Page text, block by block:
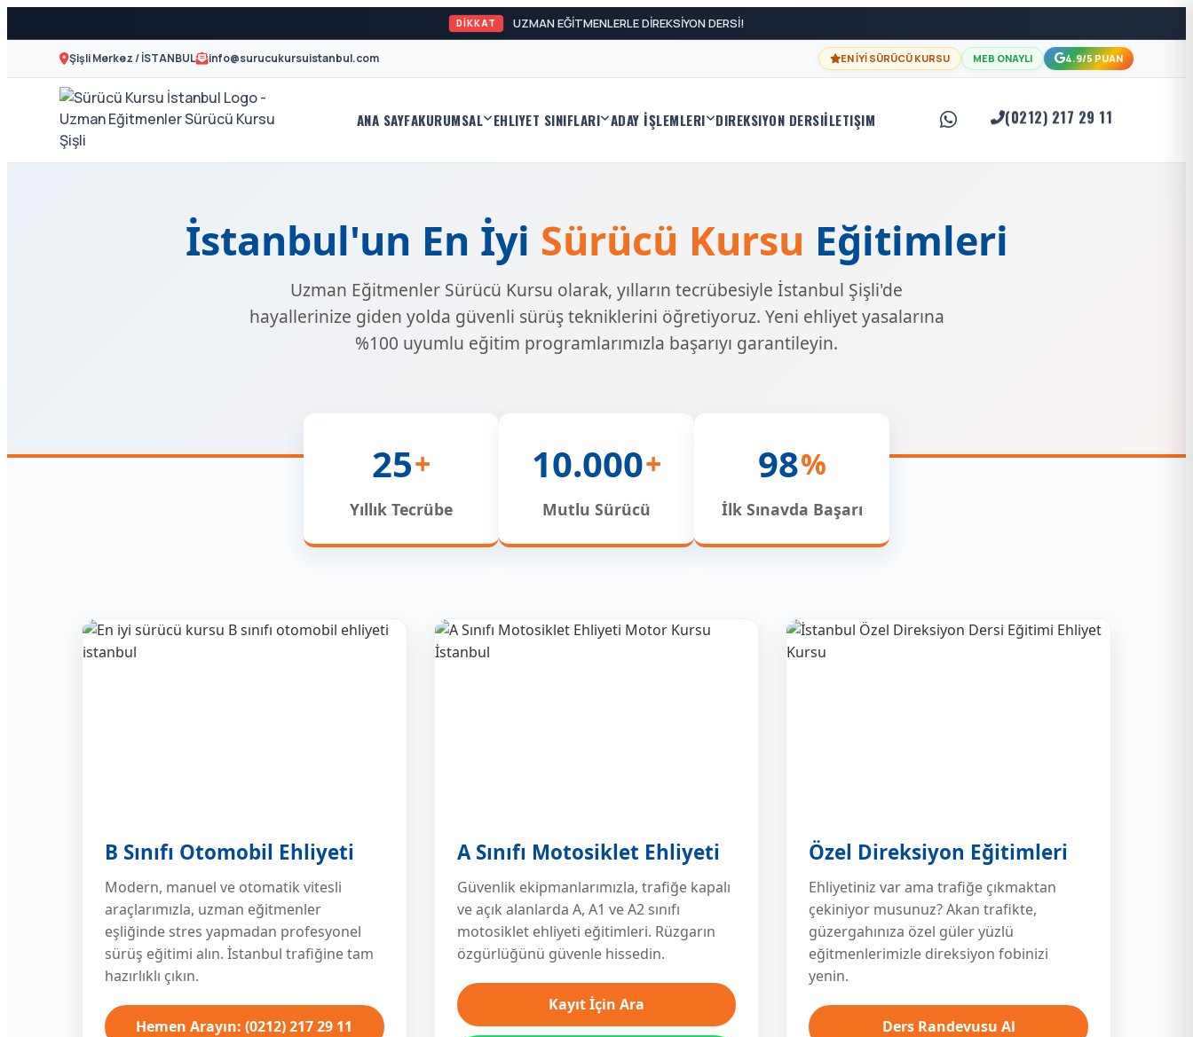
DİKKAT UZMAN EĞİTMENLERLE DİREKSİYON DERSİ!
Şişli Merkez / İSTANBUL info@surucukursuistanbul.com EN İYİ SÜRÜCÜ KURSU MEB ONAYLI 4.9/5 PUAN
Sürücü
A2
Motor
ANA SAYFAKURUMSAL EHLIYET SINIFLARI ADAY İŞLEMLERI DIREKSIYON DERSIİLETIŞIM (0212) 217 29 11
İstanbul'un En İyi Sürücü Kursu Eğitimleri
Uzman Eğitmenler Sürücü Kursu olarak, yılların tecrübesiyle İstanbul Şişli'de
hayallerinize giden yolda güvenli sürüş tekniklerini öğretiyoruz. Yeni ehliyet yasalarına
%100 uyumlu eğitim programlarımızla başarıyı garantileyin.
25+
Yıllık Tecrübe
10.000+
Mutlu Sürücü
98%
İlk Sınavda Başarı
B Sınıfı Otomobil Ehliyeti
Modern, manuel ve otomatik vitesli
araçlarımızla, uzman eğitmenler
eşliğinde stres yapmadan profesyonel
sürüş eğitimi alın. İstanbul trafiğine tam
hazırlıklı çıkın.
Hemen Arayın: (0212) 217 29 11
A Sınıfı Motosiklet Ehliyeti
Güvenlik ekipmanlarımızla, trafiğe kapalı
ve açık alanlarda A, A1 ve A2 sınıfı
motosiklet ehliyeti eğitimleri. Rüzgarın
özgürlüğünü güvenle hissedin.
Kayıt İçin Ara
Özel Direksiyon Eğitimleri
Ehliyetiniz var ama trafiğe çıkmaktan
çekiniyor musunuz? Akan trafikte,
güzergahınıza özel güler yüzlü
eğitmenlerimizle direksiyon fobinizi
yenin.
Ders Randevusu Al